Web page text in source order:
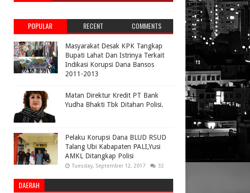
POPULAR RECENT COMMENTS
Masyarakat Desak KPK Tangkap
Bupati Lahat Dan Istrinya Terkait
Indikasi Korupsi Dana Bansos
2011-2013
Matan Direktur Kredit PT Bank
Yudha Bhakti Tbk Ditahan Polisi.
Pelaku Korupsi Dana BLUD RSUD
Talang Ubi Kabapaten PALI,Yusi
AMKL Ditangkap Polisi
Tuesday, September 12, 2017 32
DAERAH